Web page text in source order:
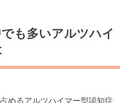
も多いアルツハイ
めるアルツハイマー型認知症